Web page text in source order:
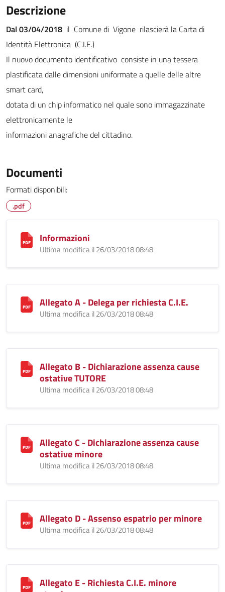
Descrizione
Dal 03/04/2018 il Comune di Vigone rilascierà la Carta di
Identità Elettronica (C.I.E.)
Il nuovo documento identificativo consiste in una tessera
plastificata dalle dimensioni uniformate a quelle delle altre
smart card,
dotata di un chip informatico nel quale sono immagazzinate
elettronicamente le
informazioni anagrafiche del cittadino.
Documenti
Formati disponibili:
.pdf
Informazioni
Ultima modifica il 26/03/2018 08:48
Allegato A - Delega per richiesta C.I.E.
Ultima modifica il 26/03/2018 08:48
Allegato B - Dichiarazione assenza cause
ostative TUTORE
Ultima modifica il 26/03/2018 08:48
Allegato C - Dichiarazione assenza cause
ostative minore
Ultima modifica il 26/03/2018 08:48
Allegato D - Assenso espatrio per minore
Ultima modifica il 26/03/2018 08:48
Allegato E - Richiesta C.I.E. minore